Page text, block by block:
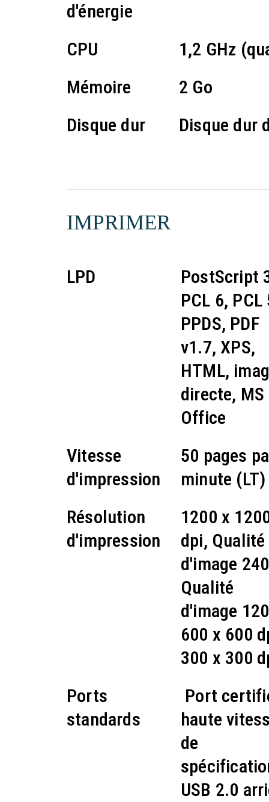
d'énergie
CPU
1,2 GHz
Mémoire
2 Go
Disque dur
Disque dur
IMPRIMER
LPD
PostScript
PCL 6, PCL
PPDS, PDF
v1.7, XPS,
HTML,
directe, MS
Office
Vitesse
d'impression
50 pages
minute (LT)
Résolution
d'impression
1200 x
dpi, Qualité
d'image
Qualité
d'image
600 x 600
300 x 300
Ports
standards
Port
haute
de
USB 2.0